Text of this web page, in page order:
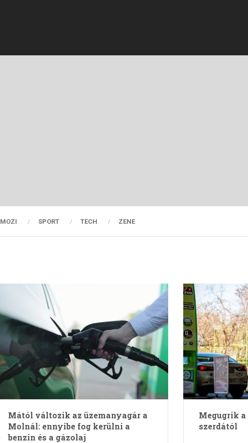
MOZI SPORT TECH ZENE
Mától változik az üzemanyagár a
Molnál: ennyibe fog kerülni a
benzin és a gázolaj
Megugrik a
szerdától